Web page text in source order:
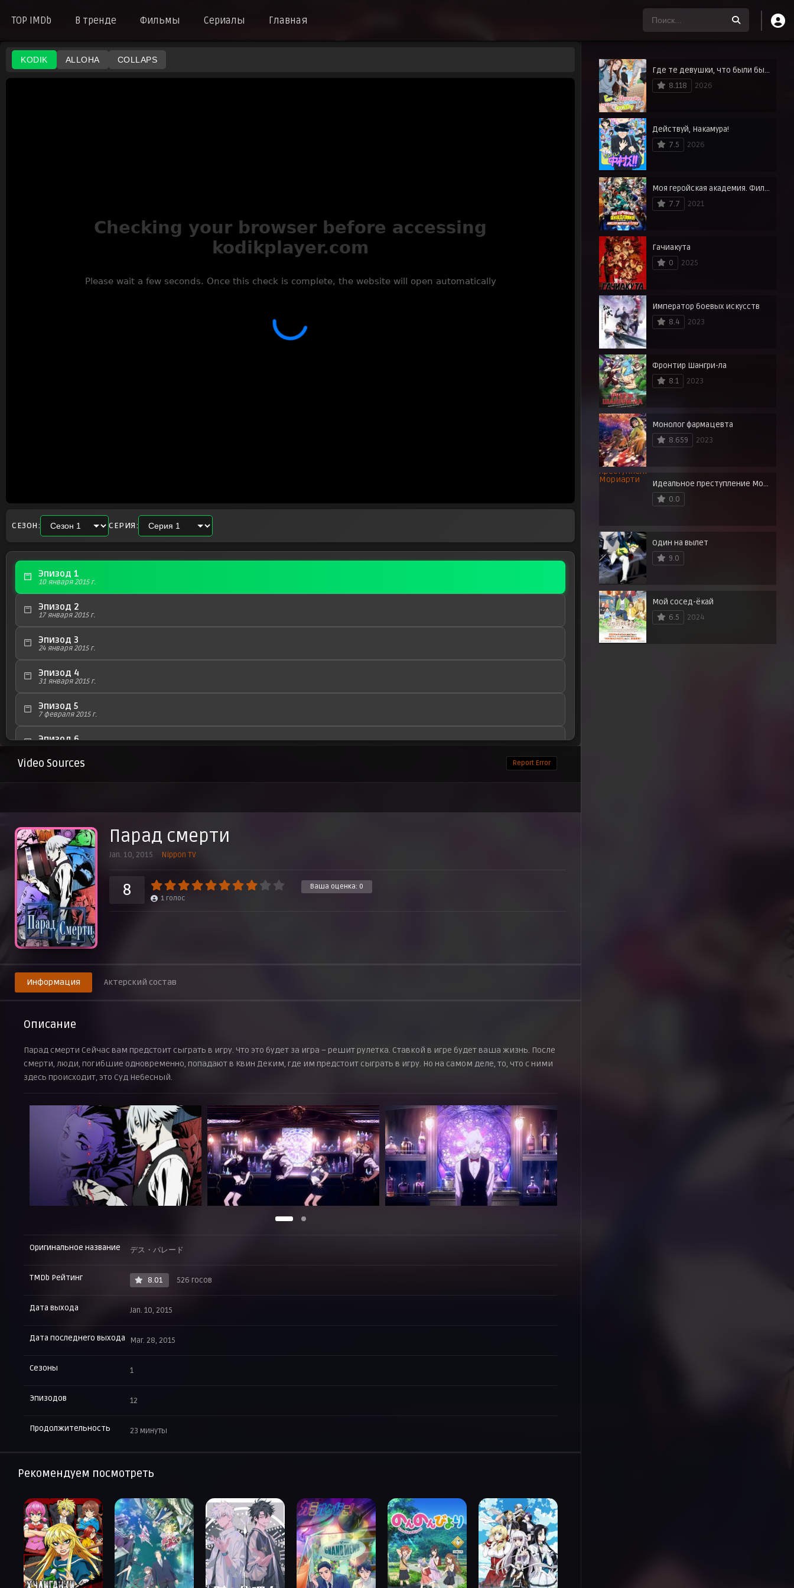
TOP IMDb В тренде Фильмы Сериалы Главная
KODIK ALLOHA COLLAPS
СЕЗОН: СЕРИЯ:
Эпизод 1
10 января 2015 г.
Эпизод 2
17 января 2015 г.
Эпизод 3
24 января 2015 г.
Эпизод 4
31 января 2015 г.
Эпизод 5
7 февраля 2015 г.
Эпизод 6
Эпизод 9
7 марта 2015 г.
Эпизод 10
14 марта 2015 г.
Эпизод 11
21 марта 2015 г.
Эпизод 12
28 марта 2015 г.
Video Sources Report Error
Парад смерти
Jan. 10, 2015 Nippon TV
Ваша оценка: 0
8 1 голос
Информация Актерский состав
Описание
Парад смерти Сейчас вам предстоит сыграть в игру. Что это будет за игра – решит рулетка. Ставкой в игре будет ваша жизнь. После
смерти, люди, погибшие одновременно, попадают в Квин Деким, где им предстоит сыграть в игру. Но на самом деле, то, что с ними
здесь происходит, это Суд Небесный.
Оригинальное название デス・パレード
TMDb Рейтинг 8.01 526 госов
Дата выхода Jan. 10, 2015
Дата последнего выхода Mar. 28, 2015
Сезоны 1
Эпизодов 12
Продолжительность 23 минуты
Рекомендуем посмотреть
Где те девушки, что были бы добры к отаку?
8.118
2026
Действуй, Накамура!
7.5
2026
Моя геройская академия. Фильм 3: Миссия мировых героев
7.7
2021
Гачиакута
0
2025
Император боевых искусств
8.4
2023
Фронтир Шангри-ла
8.1
2023
Монолог фармацевта
8.659
2023
Идеальное преступление Мориарти
0.0
Один на вылет
9.0
Мой сосед-ёкай
6.5
2024